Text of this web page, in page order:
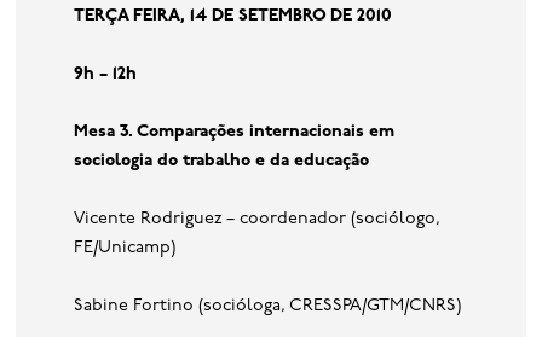
TERÇA FEIRA, 14DE SETEMBRO DE2010
9h – 12h
Mesa 3. Comparações internacionais em
sociologia do trabalho e da educação
Vicente Rodriguez – coordenador (sociólogo,
FE/Unicamp)
Sabine Fortino (socióloga, CRESSPA/GTM/CNRS)